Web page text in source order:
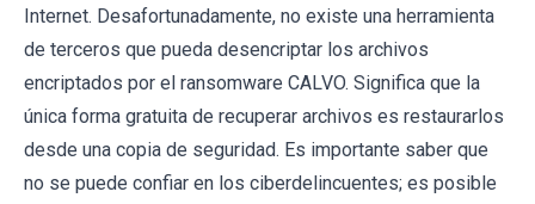
Internet. Desafortunadamente, no existe una herramienta
de terceros que pueda desencriptar los archivos
encriptados por el ransomware CALVO. Significa que la
única forma gratuita de recuperar archivos es restaurarlos
desde una copia de seguridad. Es importante saber que
no se puede confiar en los ciberdelincuentes; es posible